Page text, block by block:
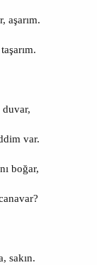
aşarım.
duvar,
var.
boğar,
sakın.